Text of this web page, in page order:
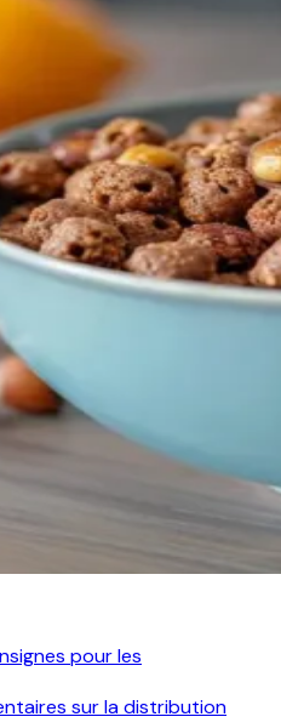
pour les
sur la distribution